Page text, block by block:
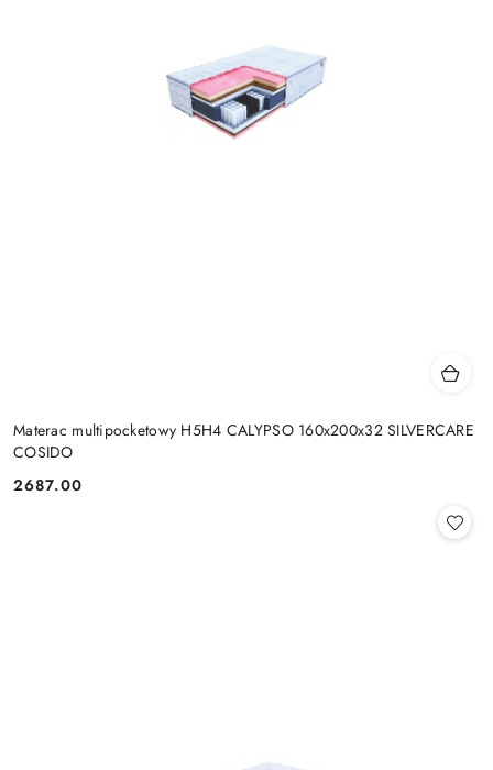
Materac multipocketowy H5H4 CALYPSO 160x200x32 SILVERCARE
COSIDO
Cena:
2687.00